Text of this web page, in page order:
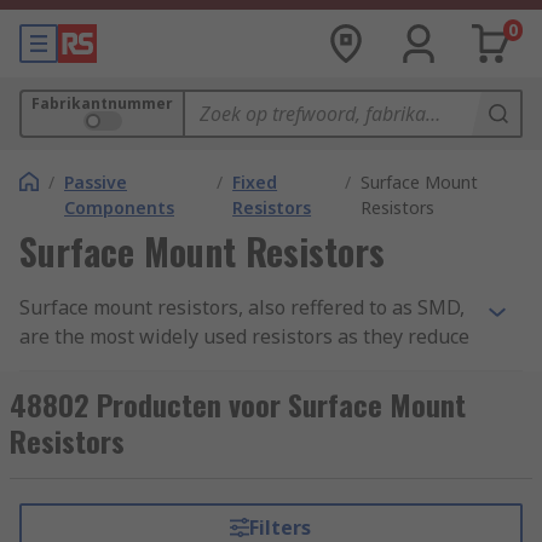
0
Fabrikantnummer
/ Passive
Components
/ Fixed
Resistors
/ Surface Mount
Resistors
Surface Mount Resistors
Surface mount resistors, also reffered to as SMD,
are the most widely used resistors as they reduce
Similar to water flowing along a pipe, the tap
controls the flow of water, a resistor controls the
flow of current. They work to a fixed value the
voltage.
48802 Producten voor Surface Mount
Resistors
Filters